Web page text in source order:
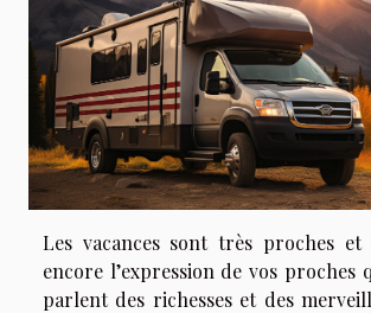
Les vacances sont très proches et
encore l’expression de vos proches
parlent des richesses et des